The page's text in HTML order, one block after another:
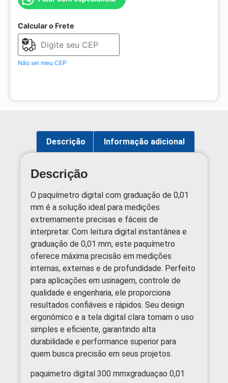
Calcular o Frete
Não sei meu CEP
Descrição Informação adicional
Descrição
O paquímetro digital com graduação de 0,01
mm é a solução ideal para medições
extremamente precisas e fáceis de
interpretar. Com leitura digital instantânea e
graduação de 0,01 mm, este paquímetro
oferece máxima precisão em medições
internas, externas e de profundidade. Perfeito
para aplicações em usinagem, controle de
qualidade e engenharia, ele proporciona
resultados confiáveis e rápidos. Seu design
ergonômico e a tela digital clara tornam o uso
simples e eficiente, garantindo alta
durabilidade e performance superior para
quem busca precisão em seus projetos.
paquimetro digital 300 mmxgraduaçao 0,01